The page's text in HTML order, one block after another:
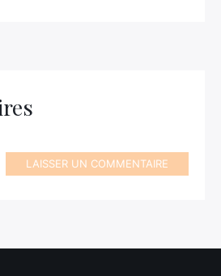
LAISSER UN COMMENTAIRE